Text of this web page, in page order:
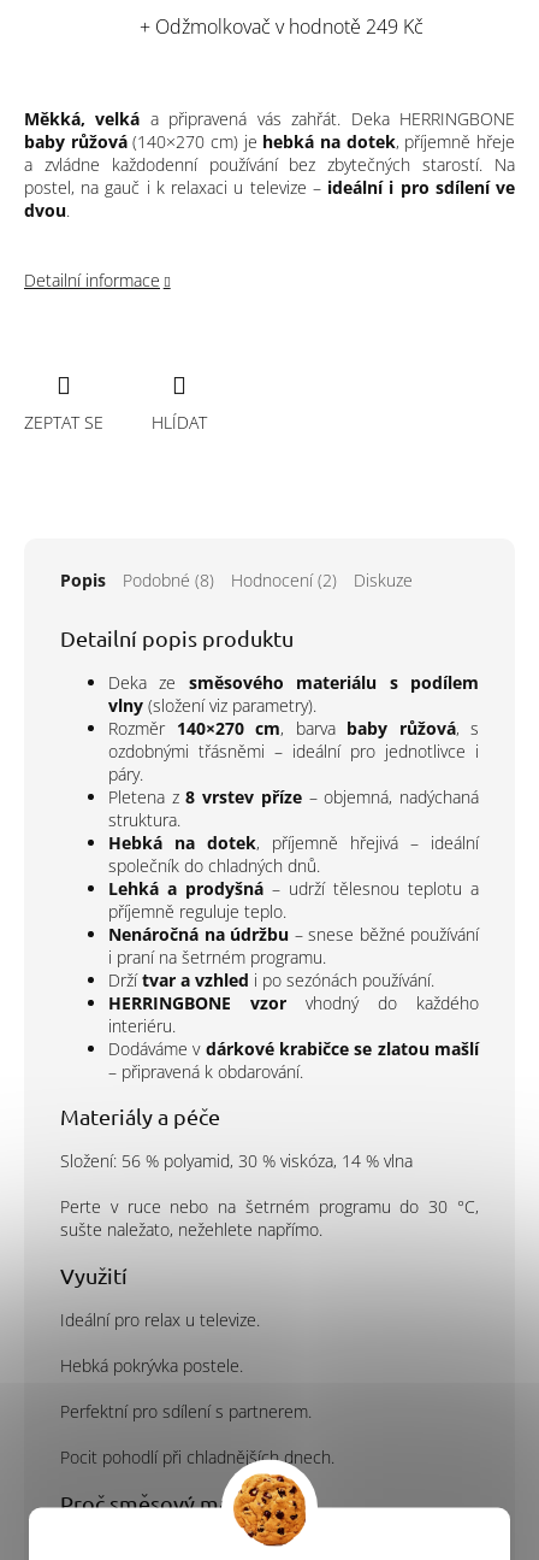
+ Odžmolkovač v hodnotě 249 Kč
Měkká, velká a připravená vás zahřát. Deka HERRINGBONE
baby růžová(140×270 cm) je hebká na dotek, příjemně hřeje
a zvládne každodenní používání bez zbytečných starostí. Na
postel, na gauč i k relaxaci u televize – ideální i pro sdílení ve
dvou.
Detailní informace
ZEPTAT SE HLÍDAT
Popis Podobné (8) Hodnocení (2) Diskuze
Detailní popis produktu
Deka ze směsového materiálu s podílem
vlny (složení viz parametry).
Rozměr 140×270 cm, barva baby růžová, s
ozdobnými třásněmi – ideální pro jednotlivce i
páry.
Pletena z8 vrstev příze– objemná, nadýchaná
struktura.
Hebká na dotek, příjemně hřejivá – ideální
společník do chladných dnů.
Lehká a prodyšná – udrží tělesnou teplotu a
příjemně reguluje teplo.
Nenáročná na údržbu – snese běžné používání
i praní na šetrném programu.
Držítvar a vzhled i po sezónách používání.
HERRINGBONE vzor vhodný do každého
interiéru.
Dodáváme v dárkové krabičce se zlatou mašlí
– připravená k obdarování.
Materiály a péče
Složení: 56 % polyamid, 30 % viskóza, 14 % vlna
Perte v ruce nebo na šetrném programu do 30 °C,
sušte naležato, nežehlete napřímo.
Využití
Ideální pro relax u televize.
Hebká pokrývka postele.
Perfektní pro sdílení s partnerem.
Pocit pohodlí při chladnějších dnech.
Proč směsový materiál?
Směsové materiály spojují hebkost, hřejivost a